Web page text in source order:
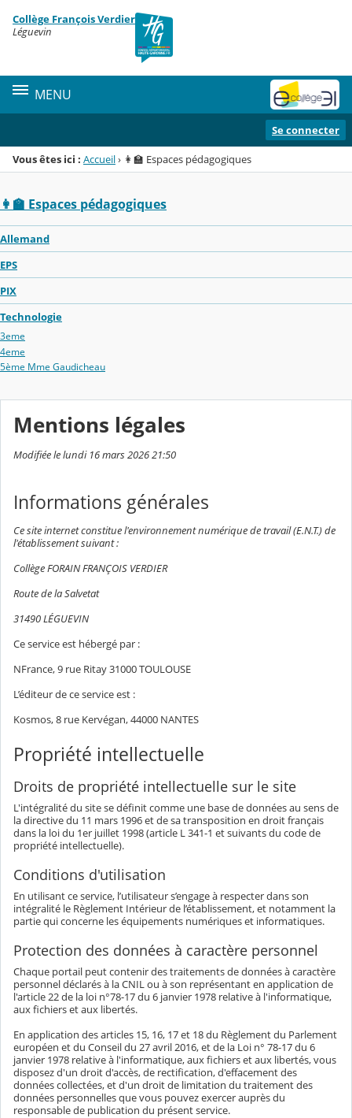
Menu de la rubrique
Contenu
Collège François Verdier
Léguevin
MENU
Se connecter
Vous êtes ici : Accueil› 👩‍🏫 Espaces pédagogiques
👩‍🏫 Espaces pédagogiques
Allemand
EPS
PIX
Technologie
3eme
4eme
5ème Mme Gaudicheau
Mentions légales
Modifiée le lundi 16 mars 2026 21:50
Informations générales
Ce site internet constitue l'environnement numérique de travail (E.N.T.) de
l'établissement suivant :
Collège FORAIN FRANÇOIS VERDIER
Route de la Salvetat
31490 LÉGUEVIN
Ce service est hébergé par :
NFrance, 9 rue Ritay 31000 TOULOUSE
L’éditeur de ce service est :
Kosmos, 8 rue Kervégan, 44000 NANTES
Propriété intellectuelle
Droits de propriété intellectuelle sur le site
L'intégralité du site se définit comme une base de données au sens de
la directive du 11 mars 1996 et de sa transposition en droit français
dans la loi du 1er juillet 1998 (article L 341-1 et suivants du code de
propriété intellectuelle).
Conditions d'utilisation
En utilisant ce service, l’utilisateur s’engage à respecter dans son
intégralité le Règlement Intérieur de l’établissement, et notamment la
partie qui concerne les équipements numériques et informatiques.
Protection des données à caractère personnel
Chaque portail peut contenir des traitements de données à caractère
personnel déclarés à la CNIL ou à son représentant en application de
l'article 22 de la loi n°78-17 du 6 janvier 1978 relative à l'informatique,
aux fichiers et aux libertés.
En application des articles 15, 16, 17 et 18 du Règlement du Parlement
européen et du Conseil du 27 avril 2016, et de la Loi n° 78-17 du 6
janvier 1978 relative à l'informatique, aux fichiers et aux libertés, vous
disposez d'un droit d'accès, de rectification, d'effacement des
données collectées, et d'un droit de limitation du traitement des
données personnelles que vous pouvez exercer auprès du
responsable de publication du présent service.